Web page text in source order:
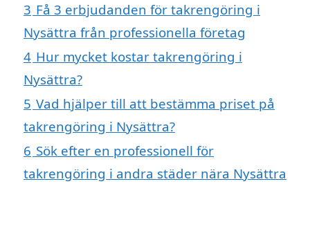
3 Få 3 erbjudanden för takrengöring i
Nysättra från professionella företag
4 Hur mycket kostar takrengöring i
Nysättra?
5 Vad hjälper till att bestämma priset på
takrengöring i Nysättra?
6 Sök efter en professionell för
takrengöring i andra städer nära Nysättra